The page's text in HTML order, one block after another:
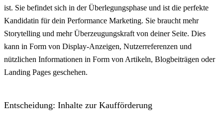
ist. Sie befindet sich in der Überlegungsphase und ist die perfekte
Kandidatin für dein Performance Marketing. Sie braucht mehr
Storytelling und mehr Überzeugungskraft von deiner Seite. Dies
kann in Form von Display-Anzeigen, Nutzerreferenzen und
nützlichen Informationen in Form von Artikeln, Blogbeiträgen oder
Landing Pages geschehen.
Entscheidung: Inhalte zur Kaufförderung